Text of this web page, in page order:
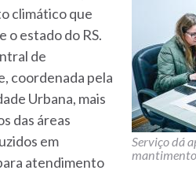
Serviço dá
climático que
o estado do RS.
de
coordenada pela
Urbana, mais
das áreas
em
atendimento